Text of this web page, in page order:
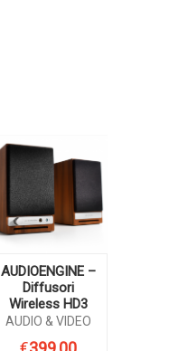
AUDIOENGINE –
Diffusori
Wireless HD3
AUDIO & VIDEO